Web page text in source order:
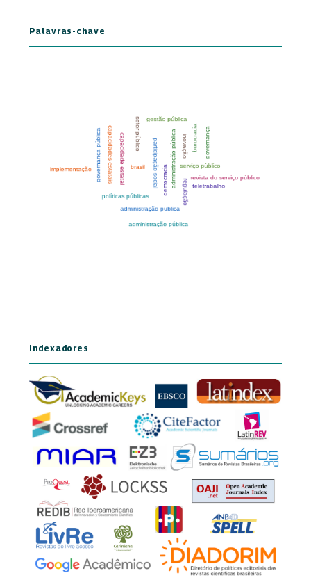
Palavras-chave
Indexadores